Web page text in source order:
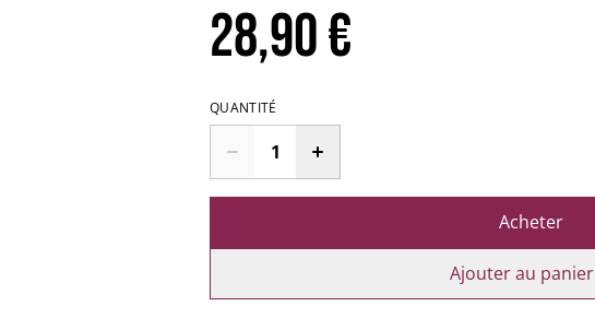
28,90 €
QUANTITÉ
Acheter
Ajouter au panier